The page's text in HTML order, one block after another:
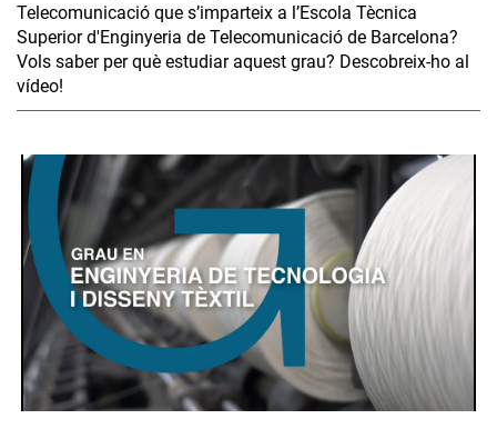
Telecomunicació que s’imparteix a l’Escola Tècnica
Superior d'Enginyeria de Telecomunicació de Barcelona?
Vols saber per què estudiar aquest grau? Descobreix-ho al
vídeo!